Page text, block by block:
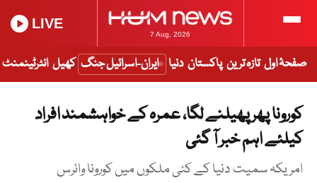
7 Aug, 2026
LIVE
صفحۂ اول تازہ ترین پاکستان دنیا ایران-اسرائیل جنگ کھیل انٹرٹینمنٹ
کورونا پھر پھیلنے لگا، عمرہ کے خواہشمند افراد
کیلئے اہم خبر آ گئی
امریکہ سمیت دنیا کے کئی ملکوں میں کورونا وائرس